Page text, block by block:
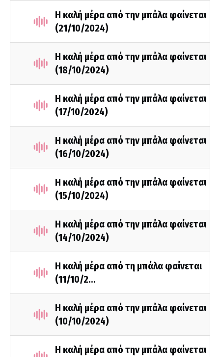
Η καλή μέρα από την μπάλα φαίνεται
(21/10/2024)
Η καλή μέρα από την μπάλα φαίνεται
(18/10/2024)
Η καλή μέρα από την μπάλα φαίνεται
(17/10/2024)
Η καλή μέρα από την μπάλα φαίνεται
(16/10/2024)
Η καλή μέρα από την μπάλα φαίνεται
(15/10/2024)
Η καλή μέρα από την μπάλα φαίνεται
(14/10/2024)
Η καλή μέρα από τη μπάλα φαίνεται
(11/10/2…
Η καλή μέρα από την μπάλα φαίνεται
(10/10/2024)
Η καλή μέρα από την μπάλα φαίνεται